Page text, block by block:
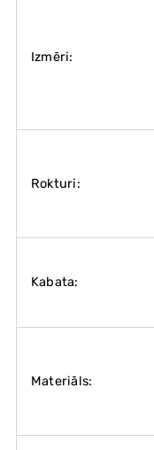
Izmēri:
Rokturi:
Kabata:
Materiāls: